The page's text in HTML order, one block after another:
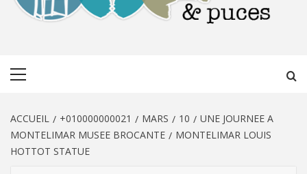
ACCUEIL +010000000021 MARS 10
UNE JOURNEE A
MONTELIMAR MUSEE BROCANTE
MONTELIMAR LOUIS
HOTTOT STATUE